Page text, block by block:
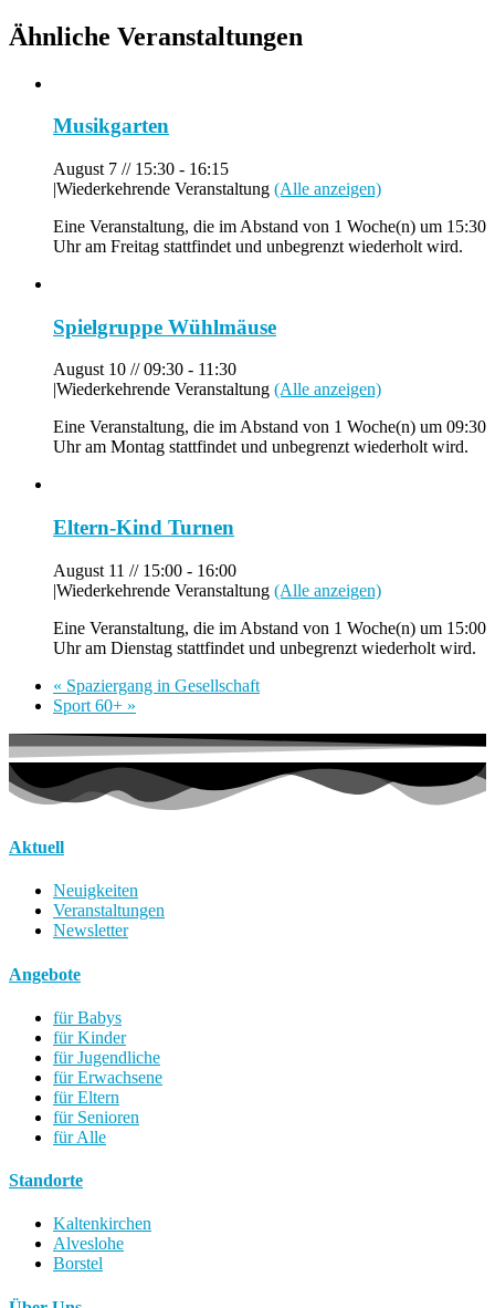
Ähnliche Veranstaltungen
Musikgarten
August 7 // 15:30 - 16:15
|Wiederkehrende Veranstaltung (Alle anzeigen)
Eine Veranstaltung, die im Abstand von 1 Woche(n) um 15:30
Uhr am Freitag stattfindet und unbegrenzt wiederholt wird.
Spielgruppe Wühlmäuse
August 10 // 09:30 - 11:30
|Wiederkehrende Veranstaltung (Alle anzeigen)
Eine Veranstaltung, die im Abstand von 1 Woche(n) um 09:30
Uhr am Montag stattfindet und unbegrenzt wiederholt wird.
Eltern-Kind Turnen
August 11 // 15:00 - 16:00
|Wiederkehrende Veranstaltung (Alle anzeigen)
Eine Veranstaltung, die im Abstand von 1 Woche(n) um 15:00
Uhr am Dienstag stattfindet und unbegrenzt wiederholt wird.
« Spaziergang in Gesellschaft
Sport 60+ »
Aktuell
Neuigkeiten
Veranstaltungen
Newsletter
Angebote
für Babys
für Kinder
für Jugendliche
für Erwachsene
für Eltern
für Senioren
für Alle
Standorte
Kaltenkirchen
Alveslohe
Borstel